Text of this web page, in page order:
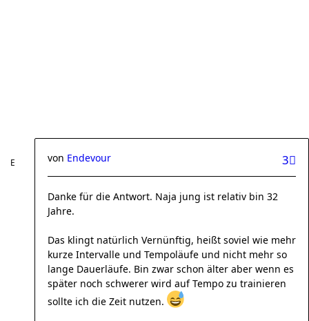
3
von Endevour
Danke für die Antwort. Naja jung ist relativ bin 32
Jahre.
Das klingt natürlich Vernünftig, heißt soviel wie mehr
kurze Intervalle und Tempoläufe und nicht mehr so
lange Dauerläufe. Bin zwar schon älter aber wenn es
später noch schwerer wird auf Tempo zu trainieren
sollte ich die Zeit nutzen.